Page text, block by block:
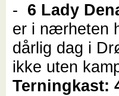
- 6 Lady
er i nærheten
dårlig dag i
ikke uten
Terningkast: